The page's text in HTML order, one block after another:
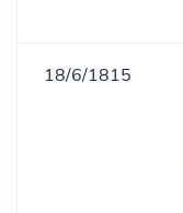
18/6/1815